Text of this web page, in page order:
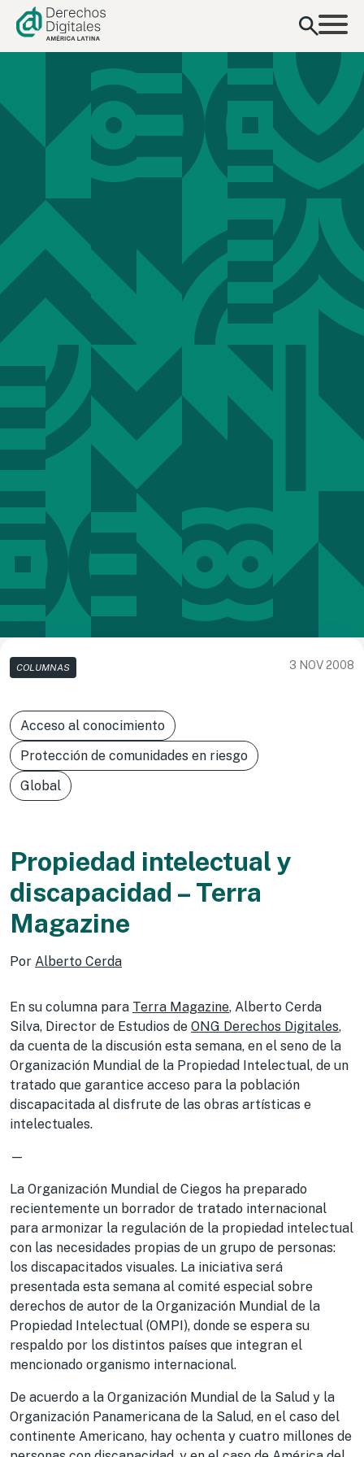
contenido
COLUMNAS 3 NOV 2008
Acceso al conocimiento
Protección de comunidades en riesgo
Global
Propiedad intelectual y
discapacidad – Terra
Magazine
Por Alberto Cerda
En su columna para Terra Magazine, Alberto Cerda
Silva, Director de Estudios de ONG Derechos Digitales,
da cuenta de la discusión esta semana, en el seno de la
Organización Mundial de la Propiedad Intelectual, de un
tratado que garantice acceso para la población
discapacitada al disfrute de las obras artísticas e
intelectuales.
—
La Organización Mundial de Ciegos ha preparado
recientemente un borrador de tratado internacional
para armonizar la regulación de la propiedad intelectual
con las necesidades propias de un grupo de personas:
los discapacitados visuales. La iniciativa será
presentada esta semana al comité especial sobre
derechos de autor de la Organización Mundial de la
Propiedad Intelectual (OMPI), donde se espera su
respaldo por los distintos países que integran el
mencionado organismo internacional.
De acuerdo a la Organización Mundial de la Salud y la
Organización Panamericana de la Salud, en el caso del
continente Americano, hay ochenta y cuatro millones de